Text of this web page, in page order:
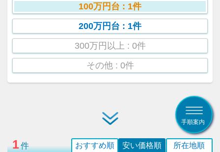
100万円台 : 1件
200万円台 : 1件
300万円以上 : 0件
その他 : 0件
手順案内
1件 所在地順
安い価格順
おすすめ順